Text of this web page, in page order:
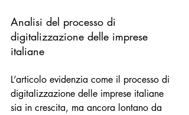
Analisi del processo di
digitalizzazione delle imprese
italiane
L’articolo evidenzia come il processo di
digitalizzazione delle imprese italiane
sia in crescita, ma ancora lontano da